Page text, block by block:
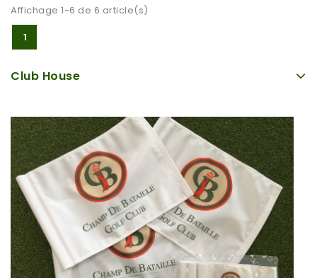
Affichage 1-6 de 6 article(s)
1
Club House